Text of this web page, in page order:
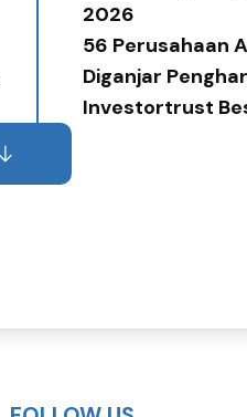
2026
56 Perusahaan
Diganjar
Investortrust